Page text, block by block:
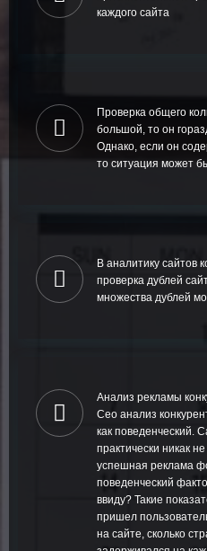
каждого сайта
Проверка общего
большой, то он
Однако, если он
то ситуация может
В аналитику сайтов
проверка дублей
множества дублей
Анализ рекламы
Сео анализ
как поведенческий.
практически никак
успешная реклама
поведенческий
ввиду? Такие
пришел
на сайте, сколько